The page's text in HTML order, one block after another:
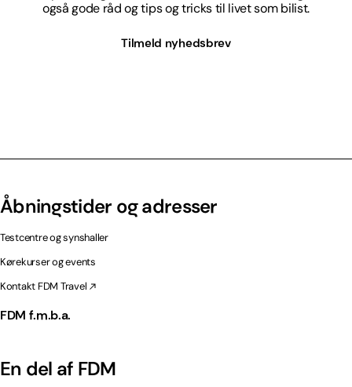
også gode råd og tips og tricks til livet som bilist.
Tilmeld nyhedsbrev
Åbningstider og adresser
Testcentre og synshaller
Kørekurser og events
Kontakt FDM Travel
FDM f.m.b.a.
En del af FDM